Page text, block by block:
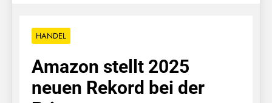
HANDEL
Amazon stellt 2025
neuen Rekord bei der